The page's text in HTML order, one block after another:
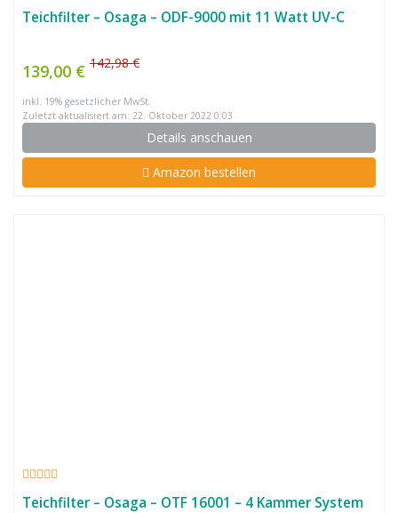
Teichfilter – Osaga – ODF-9000 mit 11 Watt UV-C
139,00 € 142,98 €
inkl. 19% gesetzlicher MwSt.
Zuletzt aktualisiert am: 22. Oktober 2022 0:03
Details anschauen
Amazon bestellen
Teichfilter – Osaga – OTF 16001 – 4 Kammer System